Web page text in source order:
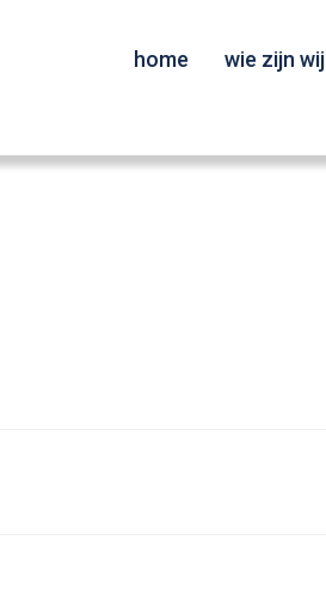
home wie zijn wij